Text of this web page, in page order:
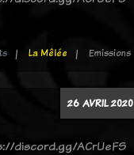
La Mêlée Emissions
26 AVRIL 2020
discord.gg/ACrUeFS